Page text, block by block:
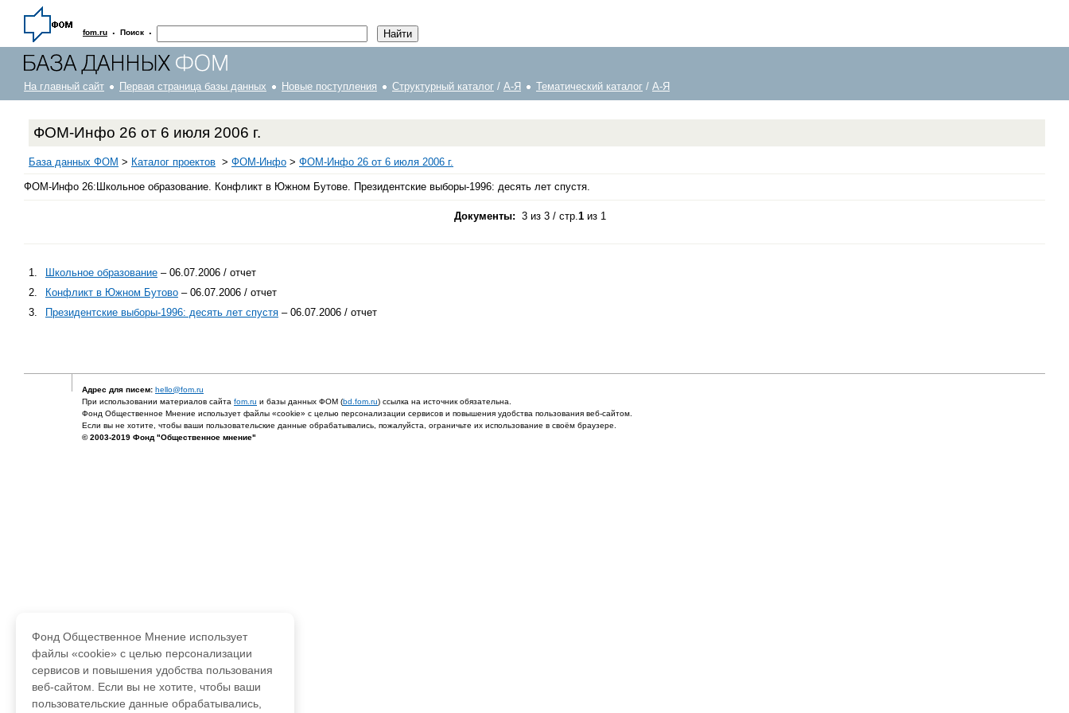
fom.ru · Поиск ·
На главный сайт Первая страница базы данных Новые поступления Структурный каталог / А-Я Тематический каталог / А-Я
ФОМ-Инфо 26 от 6 июля 2006 г.
База данных ФОМ > Каталог проектов > ФOM-Инфо > ФОМ-Инфо 26 от 6 июля 2006 г.
ФОМ-Инфо 26:Школьное образование. Конфликт в Южном Бутове. Президентские выборы-1996: десять лет спустя.
Документы: 3 из 3 / стр. 1из 1
1. Школьное образование – 06.07.2006 / отчет
2.
Конфликт в Южном Бутово – 06.07.2006 / отчет
3.
Президентские выборы-1996: десять лет спустя – 06.07.2006 / отчет
Адрес для писем: hello@fom.ru
При использовании материалов сайта fom.ru и базы данных ФОМ (bd.fom.ru) ссылка на источник обязательна.
Фонд Общественное Мнение использует файлы «cookie» с целью персонализации сервисов и повышения удобства пользования веб-сайтом.
Если вы не хотите, чтобы ваши пользовательские данные обрабатывались, пожалуйста, ограничьте их использование в своём браузере.
© 2003-2019 Фонд "Общественное мнение"
Фонд Общественное Мнение использует
файлы «cookie» с целью персонализации
сервисов и повышения удобства пользования
веб-сайтом. Если вы не хотите, чтобы ваши
пользовательские данные обрабатывались,